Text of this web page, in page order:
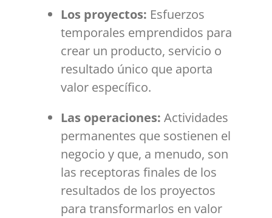
Los proyectos: Esfuerzos
temporales emprendidos para
crear un producto, servicio o
resultado único que aporta
valor específico.
Las operaciones: Actividades
permanentes que sostienen el
negocio y que, a menudo, son
las receptoras finales de los
resultados de los proyectos
para transformarlos en valor